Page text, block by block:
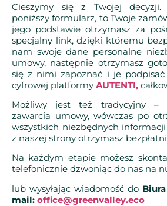
Cieszymy się z Twojej decyzji.
poniższy formularz, to Twoje
jego podstawie otrzymasz za
specjalny link, dzięki któremu
nam swoje dane personalne
umowy, następnie otrzymasz
się z nimi zapoznać i je
cyfrowej platformy AUTENTI,
Możliwy jest też tradycyjny –
zawarcia umowy, wówczas po
wszystkich niezbędnych
z naszej strony otrzymasz
Na każdym etapie możesz
telefonicznie dzwoniąc do nas na
lub wysyłając wiadomość do
mail: office@greenvalley.eco